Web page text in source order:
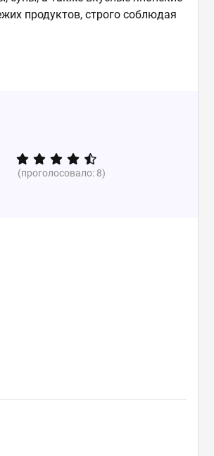
продуктов, строго соблюдая
(проголосовало: 8)